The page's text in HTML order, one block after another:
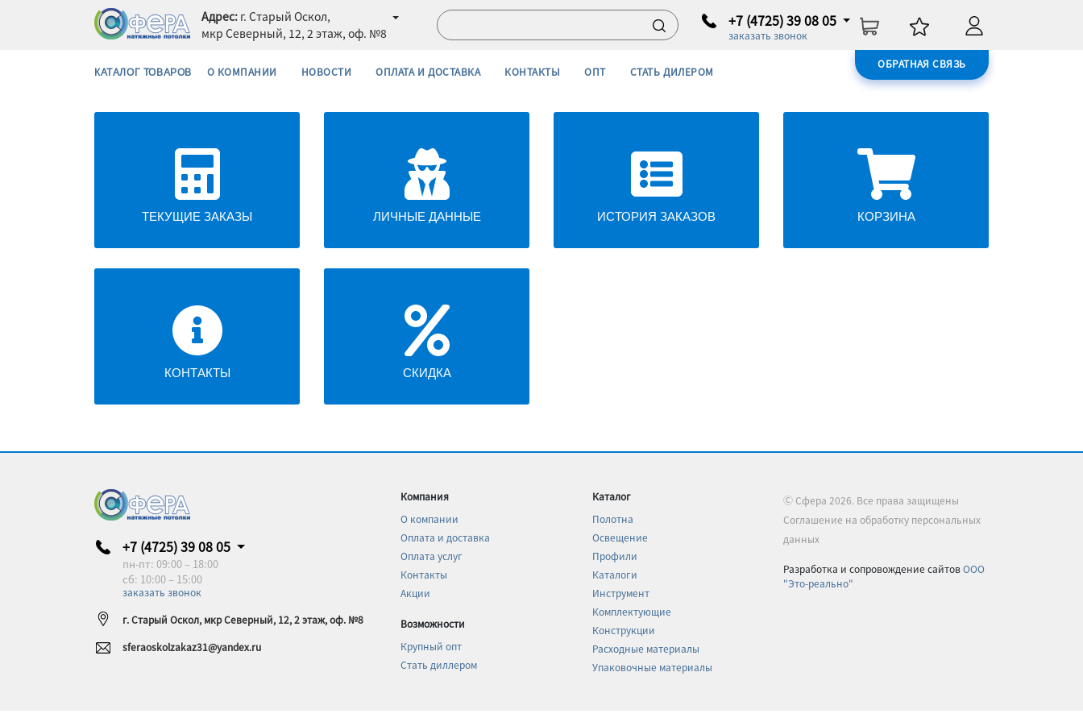
Адрес: г. Старый Оскол,
мкр Северный, 12, 2 этаж, оф. №8
+7 (4725) 39 08 05
заказать звонок
ОБРАТНАЯ СВЯЗЬ
КАТАЛОГ ТОВАРОВ О КОМПАНИИ НОВОСТИ ОПЛАТА И ДОСТАВКА КОНТАКТЫ ОПТ СТАТЬ ДИЛЕРОМ
ТЕКУЩИЕ ЗАКАЗЫ ЛИЧНЫЕ ДАННЫЕ ИСТОРИЯ ЗАКАЗОВ КОРЗИНА
КОНТАКТЫ СКИДКА
+7 (4725) 39 08 05
пн-пт: 09:00 – 18:00
сб: 10:00 – 15:00
заказать звонок
г. Старый Оскол, мкр Северный, 12, 2 этаж, оф. №8
sferaoskolzakaz31@yandex.ru
Компания
О компании
Оплата и доставка
Оплата услуг
Контакты
Акции
Возможности
Крупный опт
Стать диллером
Каталог
Полотна
Освещение
Профили
Каталоги
Инструмент
Комплектующие
Конструкции
Расходные материалы
Упаковочные материалы
Ⓒ Сфера 2026. Все права защищены
Соглашение на обработку персональных
данных
Разработка и сопровождение сайтовООО
"Это-реально"